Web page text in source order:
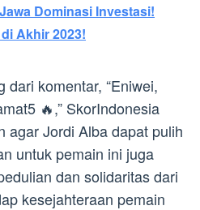
Dominasi Investasi!
Akhir 2023!
dari komentar, “Eniwei,
🔥,” SkorIndonesia
agar Jordi Alba dapat pulih
untuk pemain ini juga
dan solidaritas dari
kesejahteraan pemain